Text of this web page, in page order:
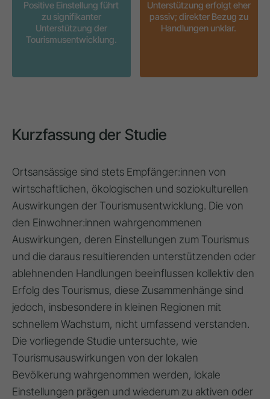
Positive Einstellung führt
zu signifikanter
Unterstützung der
Tourismusentwicklung.
Unterstützung erfolgt eher
passiv; direkter Bezug zu
Handlungen unklar.
Kurzfassung der Studie
Ortsansässige sind stets Empfänger:innen von
wirtschaftlichen, ökologischen und soziokulturellen
Auswirkungen der Tourismusentwicklung. Die von
den Einwohner:innen wahrgenommenen
Auswirkungen, deren Einstellungen zum Tourismus
und die daraus resultierenden unterstützenden oder
ablehnenden Handlungen beeinflussen kollektiv den
Erfolg des Tourismus, diese Zusammenhänge sind
jedoch, insbesondere in kleinen Regionen mit
schnellem Wachstum, nicht umfassend verstanden.
Die vorliegende Studie untersuchte, wie
Tourismusauswirkungen von der lokalen
Bevölkerung wahrgenommen werden, lokale
Einstellungen prägen und wiederum zu aktiven oder